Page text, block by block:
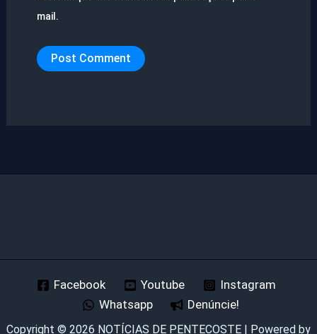
mail.
Facebook Youtube
Instagram
Whatsapp
Denúncie!
Copyright © 2026 NOTÍCIAS DE PENTECOSTE | Powered by